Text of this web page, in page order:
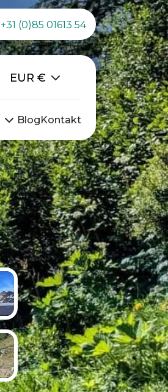
+31 (0)85 01613 54
EUR €
BlogKontakt